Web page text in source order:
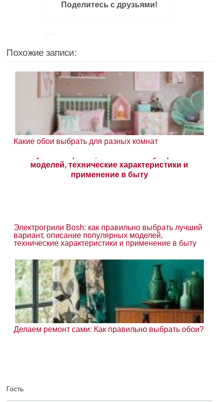
Поделитесь с друзьями!
Похожие записи:
Какие обои выбрать для разных комнат
Электрогрили Bosh: как правильно выбрать лучший
вариант, описание популярных моделей,
технические характеристики и применение в быту
Делаем ремонт сами: Как правильно выбрать обои?
Гость